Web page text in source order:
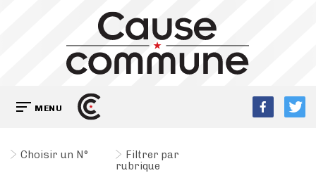
MENU
Choisir un N°
Filtrer par
rubrique